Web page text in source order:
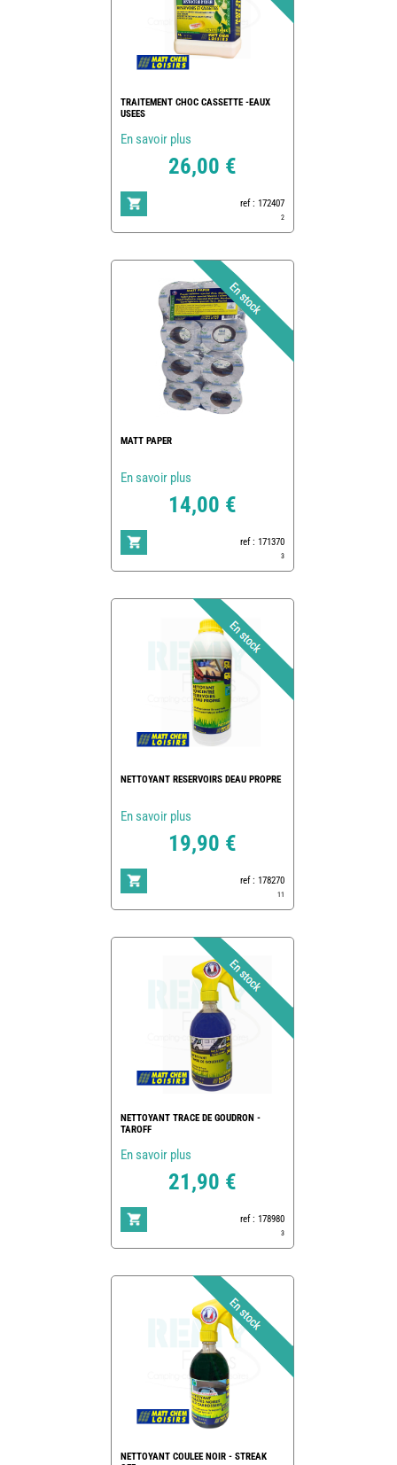
TRAITEMENT CHOC CASSETTE -EAUX
USEES
En savoir plus
26,00 €
ref : 172407
2
MATT PAPER
En savoir plus
14,00 €
ref : 171370
3
NETTOYANT RESERVOIRS DEAU PROPRE
En savoir plus
19,90 €
ref : 178270
11
NETTOYANT TRACE DE GOUDRON -
TAROFF
En savoir plus
21,90 €
ref : 178980
3
NETTOYANT COULEE NOIR - STREAK